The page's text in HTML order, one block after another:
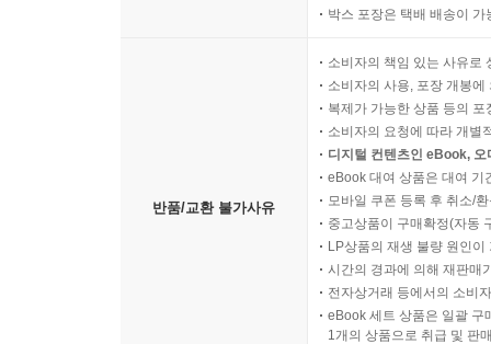
박스 포장은 택배 배송이
반품/교환 불가사유
소비자의 책임 있는 사유로
소비자의 사용, 포장 개봉
복제가 가능한 상품 등의
소비자의 요청에 따라 개별
디지털 컨텐츠인 eBook,
eBook 대여 상품은 대여 기
모바일 쿠폰 등록 후 취소/
중고상품이 구매확정(자동
LP상품의 재생 불량 원인
시간의 경과에 의해 재판매
전자상거래 등에서의 소비
eBook 세트 상품은 일괄 구
1개의 상품으로 취급 및 판